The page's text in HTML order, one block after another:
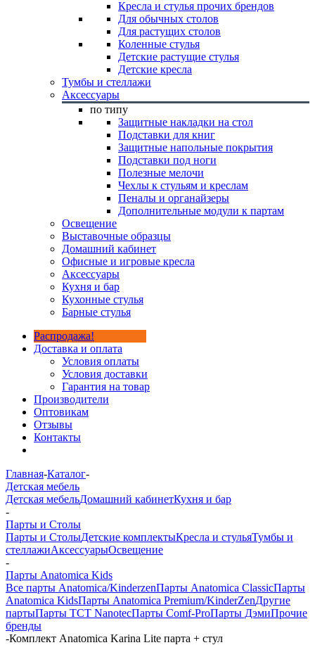
Кресла и стулья прочих брендов
Для обычных столов
Для растущих столов
Коленные стулья
Детские растущие стулья
Детские кресла
Тумбы и стеллажи
Аксессуары
по типу
Защитные накладки на стол
Подставки для книг
Защитные напольные покрытия
Подставки под ноги
Полезные мелочи
Чехлы к стульям и креслам
Пеналы и органайзеры
Дополнительные модули к партам
Освещение
Выставочные образцы
Домашний кабинет
Офисные и игровые кресла
Аксессуары
Кухня и бар
Кухонные стулья
Барные стулья
Распродажа!
Доставка и оплата
Условия оплаты
Условия доставки
Гарантия на товар
Производители
Оптовикам
Отзывы
Контакты
Главная-Каталог-
Детская мебель
Детская мебельДомашний кабинетКухня и бар
-
Парты и Столы
Парты и СтолыДетские комплектыКресла и стульяТумбы и
стеллажиАксессуарыОсвещение
-
Парты Anatomica Kids
Все парты Anatomica/KinderzenПарты Anatomica ClassicПарты
Anatomica KidsПарты Anatomica Premium/KinderZenДругие
партыПарты TCT NanotecПарты Comf-ProПарты ДэмиПрочие
бренды
-Комплект Anatomica Karina Lite парта + стул